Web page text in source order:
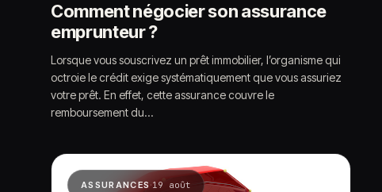
Comment négocier son assurance
emprunteur ?
Lorsque vous souscrivez un prêt immobilier, l’organisme qui
octroie le crédit exige systématiquement que vous assuriez
votre prêt. En effet, cette assurance couvre le
remboursement du…
ASSURANCES ·19 août